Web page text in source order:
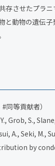
存させたプラ
と動物の遺伝
#同等貢献者）
Grob, S.,
A., Seki, M.,
by